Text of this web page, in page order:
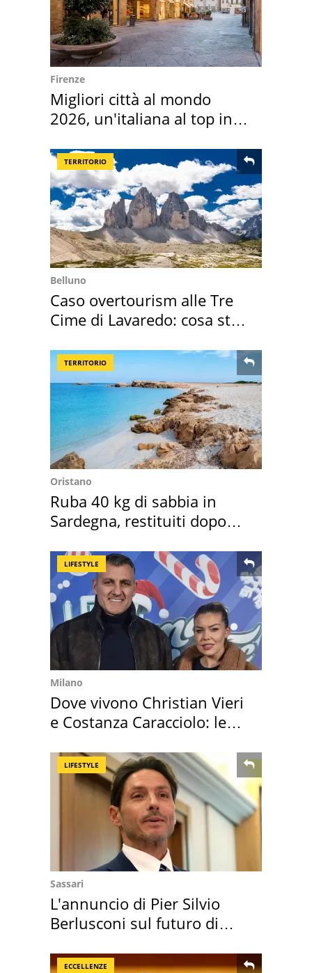
Firenze
Migliori città al mondo
2026, un'italiana al top in
TERRITORIO
Belluno
Caso overtourism alle Tre
Cime di Lavaredo: cosa sta
TERRITORIO
Oristano
Ruba 40 kg di sabbia in
Sardegna, restituiti dopo
LIFESTYLE
Milano
Dove vivono Christian Vieri
e Costanza Caracciolo: le
LIFESTYLE
Sassari
L'annuncio di Pier Silvio
Berlusconi sul futuro di
ECCELLENZE